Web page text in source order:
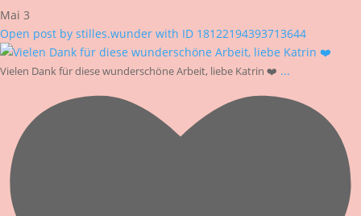
Mai 3
Open post by stilles.wunder with ID 18122194393713644
Vielen Dank für diese wunderschöne Arbeit, liebe Katrin ❤️ ...